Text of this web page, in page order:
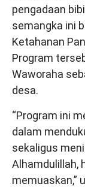
pengadaan
semangka ini
Ketahanan
Program
Waworaha
desa.
“Program ini
dalam
sekaligus
Alhamdulillah,
memuaskan,”